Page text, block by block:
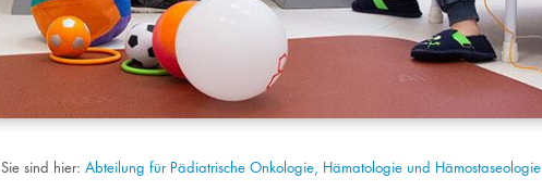
Sie sind hier:Abteilung für Pädiatrische Onkologie, Hämatologie und Hämostaseologie